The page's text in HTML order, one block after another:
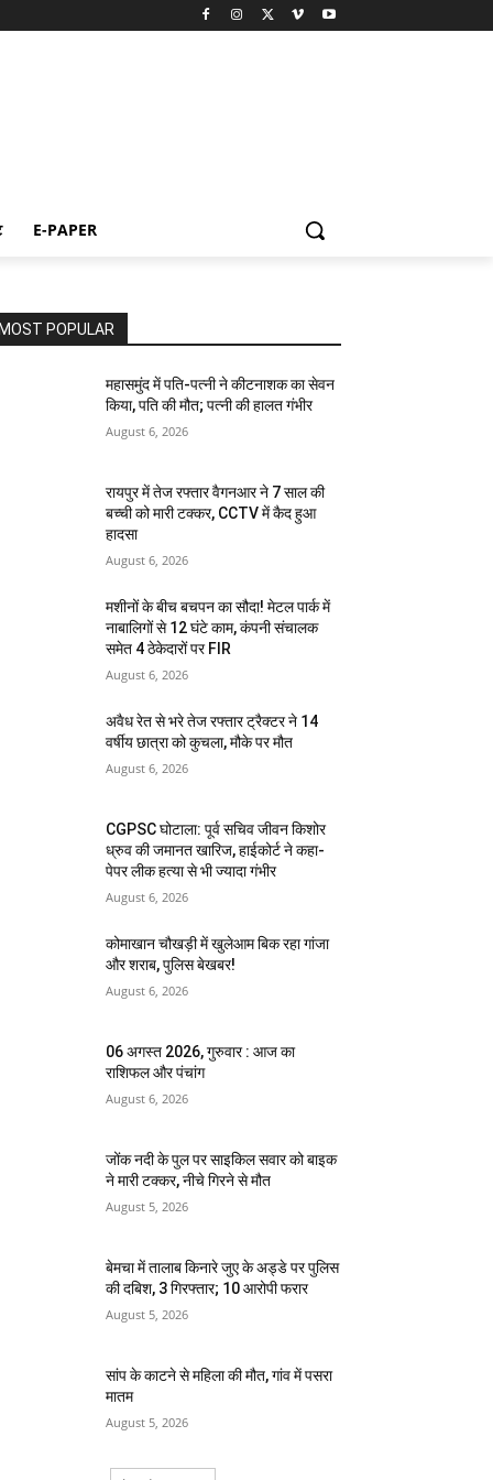
E-PAPER
MOST POPULAR
महासमुंद में पति-पत्नी ने कीटनाशक का सेवन
किया, पति की मौत; पत्नी की हालत गंभीर
August 6, 2026
रायपुर में तेज रफ्तार वैगनआर ने 7 साल की
बच्ची को मारी टक्कर, CCTV में कैद हुआ
हादसा
August 6, 2026
मशीनों के बीच बचपन का सौदा! मेटल पार्क में
नाबालिगों से 12 घंटे काम, कंपनी संचालक
समेत 4 ठेकेदारों पर FIR
August 6, 2026
अवैध रेत से भरे तेज रफ्तार ट्रैक्टर ने 14
वर्षीय छात्रा को कुचला, मौके पर मौत
August 6, 2026
CGPSC घोटाला: पूर्व सचिव जीवन किशोर
ध्रुव की जमानत खारिज, हाईकोर्ट ने कहा-
पेपर लीक हत्या से भी ज्यादा गंभीर
August 6, 2026
कोमाखान चौखड़ी में खुलेआम बिक रहा गांजा
और शराब, पुलिस बेखबर!
August 6, 2026
06 अगस्त 2026, गुरुवार : आज का
राशिफल और पंचांग
August 6, 2026
जोंक नदी के पुल पर साइकिल सवार को बाइक
ने मारी टक्कर, नीचे गिरने से मौत
August 5, 2026
बेमचा में तालाब किनारे जुए के अड्डे पर पुलिस
की दबिश, 3 गिरफ्तार; 10 आरोपी फरार
August 5, 2026
सांप के काटने से महिला की मौत, गांव में पसरा
मातम
August 5, 2026